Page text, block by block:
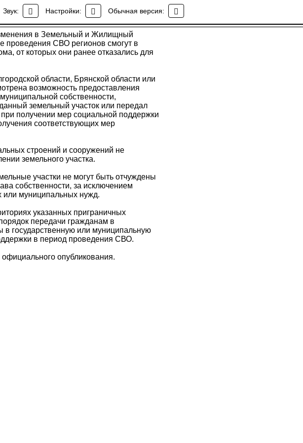
Звук: Настройки: Обычная версия:
внесение изменений в
в Земельный и Жилищный
проведения СВО регионов смогут в
от которых они ранее отказались для
области, Брянской области или
возможность предоставления
собственности,
земельный участок или передал
получении мер социальной поддержки
соответствующих мер
строений и сооружений не
земельного участка.
участки не могут быть отчуждены
собственности, за исключением
или муниципальных нужд.
указанных приграничных
передачи гражданам в
государственную или муниципальную
в период проведения СВО.
опубликования.